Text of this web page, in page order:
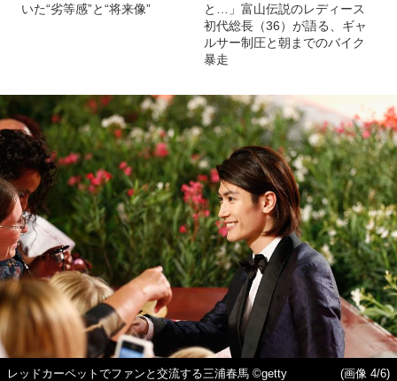
いた“劣等感”と“将来像”
と…」富山伝説のレディース
初代総長（36）が語る、ギャ
ルサー制圧と朝までのバイク
暴走
レッドカーペットでファンと交流する三浦春馬 ©getty
(画像 4/6)